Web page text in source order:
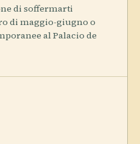
di soffermarti
di maggio-giugno o
al Palacio de